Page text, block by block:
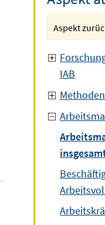
Aspekt
IAB